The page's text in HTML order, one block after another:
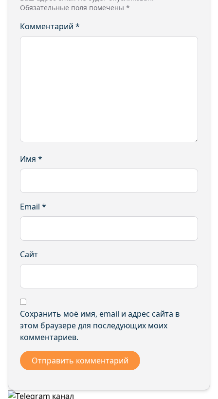
Обязательные поля помечены *
Комментарий *
Имя *
Email *
Сайт
Сохранить моё имя, email и адрес сайта в
этом браузере для последующих моих
комментариев.